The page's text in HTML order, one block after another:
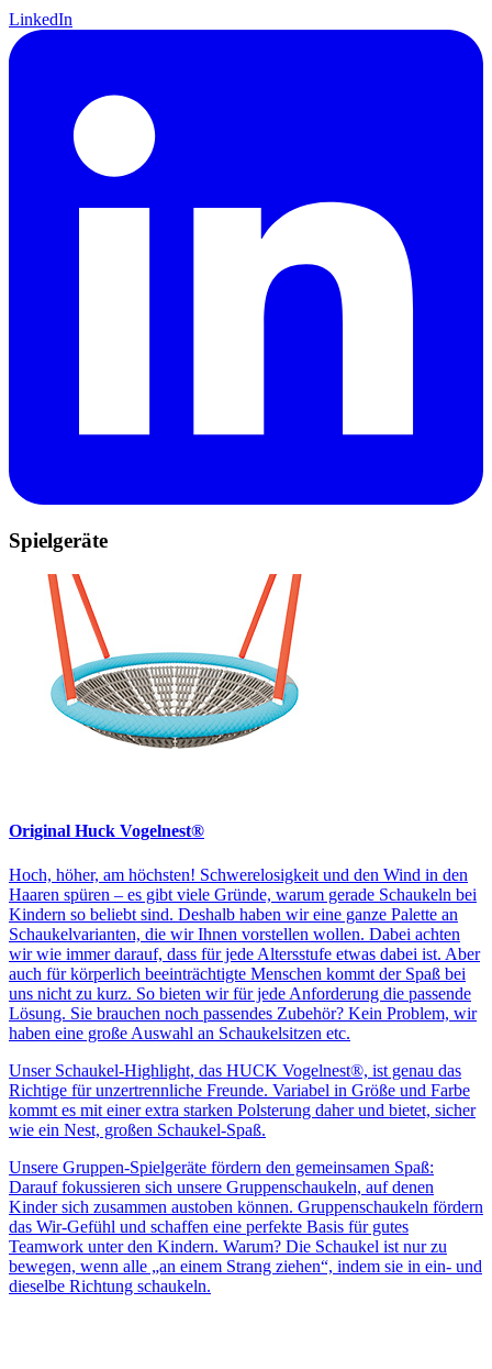
LinkedIn
Spielgeräte
Original Huck Vogelnest®
Hoch, höher, am höchsten! Schwerelosigkeit und den Wind in den
Haaren spüren – es gibt viele Gründe, warum gerade Schaukeln bei
Kindern so beliebt sind. Deshalb haben wir eine ganze Palette an
Schaukelvarianten, die wir Ihnen vorstellen wollen. Dabei achten
wir wie immer darauf, dass für jede Altersstufe etwas dabei ist. Aber
auch für körperlich beeinträchtigte Menschen kommt der Spaß bei
uns nicht zu kurz. So bieten wir für jede Anforderung die passende
Lösung. Sie brauchen noch passendes Zubehör? Kein Problem, wir
haben eine große Auswahl an Schaukelsitzen etc.
Unser Schaukel-Highlight, das HUCK Vogelnest®, ist genau das
Richtige für unzertrennliche Freunde. Variabel in Größe und Farbe
kommt es mit einer extra starken Polsterung daher und bietet, sicher
wie ein Nest, großen Schaukel-Spaß.
Unsere Gruppen-Spielgeräte fördern den gemeinsamen Spaß:
Darauf fokussieren sich unsere Gruppenschaukeln, auf denen
Kinder sich zusammen austoben können. Gruppenschaukeln fördern
das Wir-Gefühl und schaffen eine perfekte Basis für gutes
Teamwork unter den Kindern. Warum? Die Schaukel ist nur zu
bewegen, wenn alle „an einem Strang ziehen“, indem sie in ein- und
dieselbe Richtung schaukeln.